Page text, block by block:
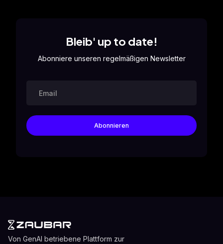
Bleib' up to date!
Abonniere unseren regelmäßigen Newsletter
Von GenAI betriebene Plattform zur